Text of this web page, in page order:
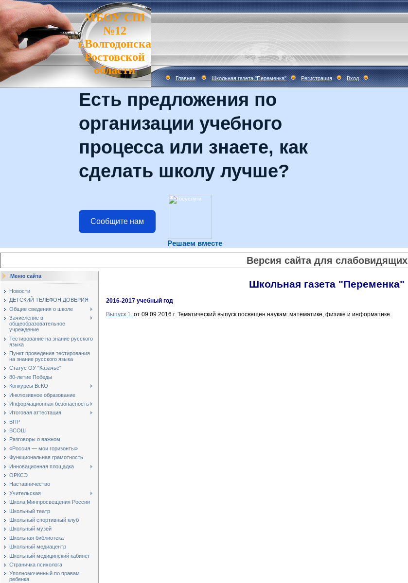
МБОУ СШ
№12
г.Волгодонска
Ростовской
области
Главная Школьная газета "Переменка" Регистрация Вход
Есть предложения по
организации учебного
процесса или знаете, как
сделать школу лучше?
Сообщите нам
Решаем вместе
Версия сайта для слабовидящих
Меню сайта
Новости
ДЕТСКИЙ ТЕЛЕФОН ДОВЕРИЯ
Общие сведения о школе
Зачисление в
общеобразовательное
учреждение
Тестирование на знание русского
языка
Пункт проведения тестирования
на знание русского языка
Статус ОУ "Казачье"
80-летие Победы
Конкурсы ВсКО
Инклюзивное образование
Информационная безопасность
Итоговая аттестация
ВПР
ВСОШ
Разговоры о важном
«Россия — мои горизонты»
Функциональная грамотность
Инновационная площадка
ОРКСЭ
Наставничество
Учительская
Школа Минпросвещения России
Школьный театр
Школьный спортивный клуб
Школьный музей
Школьная библиотека
Школьный медиацентр
Школьный медицинский кабинет
Страничка психолога
Уполномоченный по правам
ребенка
Школьная газета "Переменка"
2016-2017 учебный год
Выпуск 1. от 09.09.2016 г. Тематический выпуск посвящен наукам: математике, физике и информатике.